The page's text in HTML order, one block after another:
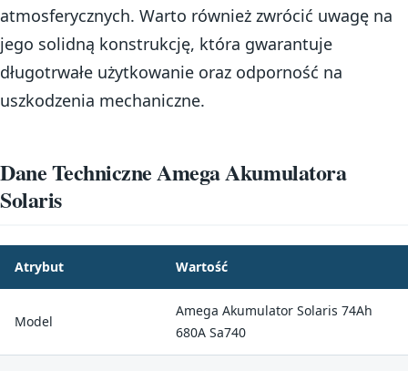
atmosferycznych. Warto również zwrócić uwagę na
jego solidną konstrukcję, która gwarantuje
długotrwałe użytkowanie oraz odporność na
uszkodzenia mechaniczne.
Dane Techniczne Amega Akumulatora
Solaris
Atrybut Wartość
Model
Amega Akumulator Solaris 74Ah
680A Sa740